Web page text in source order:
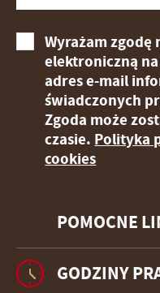
POMOCNE
Wyrażam
elektroniczną
adres e-mail
świadczonych
Zgoda może
czasie. Polityka
cookies
GODZINY